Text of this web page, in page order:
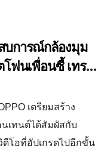
บการณ์กล้องมุม
โฟนเพื่อนซี้ เทรน
Event 25
เตรียมสร้าง
เทนต์ได้สัมผัสกับ
โอที่อัปเกรดไปอีกขั้น